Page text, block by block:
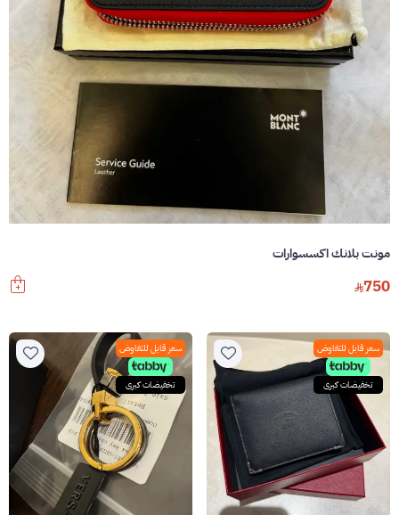
مونت بلانك اكسسوارات
750
سعر قابل للتفاوض
تخفيضات كبرى
سعر قابل للتفاوض
تخفيضات كبرى